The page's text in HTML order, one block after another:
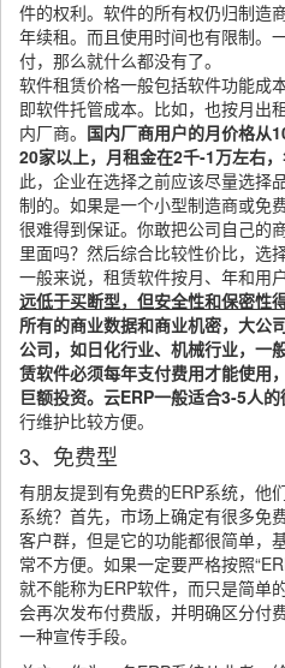
件的权利。软件的所有权仍归制造
年续租。而且使用时间也有限制。
付，那么就什么都没有了。
软件租赁价格一般包括软件功能成
即软件托管成本。比如，也按月出
内厂商。 国内厂商用户的月价格从
20家以上，月租金在2千-1万左右
此，企业在选择之前应该尽量选择
制的。如果是一个小型制造商或免
很难得到保证。你敢把公司自己的
里面吗？然后综合比较性价比，选
一般来说，租赁软件按月、年和用
远低于买断型，但安全性和保密性
所有的商业数据和商业机密，大公
公司，如日化行业、机械行业，一
赁软件必须每年支付费用才能使用
巨额投资。云ERP一般适合3-5人
行维护比较方便。
3、免费型
有朋友提到有免费的ERP系统，他
系统？首先，市场上确定有很多免
客户群，但是它的功能都很简单，
常不方便。如果一定要严格按照
就不能称为ERP软件，而只是简单
会再次发布付费版，并明确区分付
一种宣传手段。